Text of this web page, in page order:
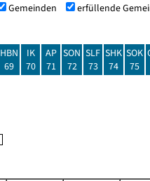
Gemeinden erfüllende
HBN
69
IK
70
AP
71
SON
72
SLF
73
SHK
74
SOK
75